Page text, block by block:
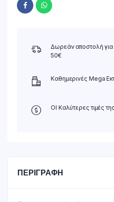
Δωρεάν αποστολή
50€
Καθημερινές Mega
ΟΙ Καλύτερες τιμές
ΠΕΡΙΓΡΑΦΉ